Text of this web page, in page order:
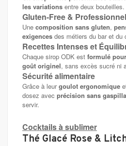
les variations entre deux bouteilles.
Gluten-Free & Professionnel
Une composition sans gluten,
exigences des métiers du bar et du
Recettes Intenses et
Chaque sirop ODK est formulé
goût originel, sans excès sucré ni
Sécurité alimentaire
Grâce à leurgoulot ergonomique
dosez avec précision sans
servir.
Cocktails à sublimer
Thé Glacé Rose &